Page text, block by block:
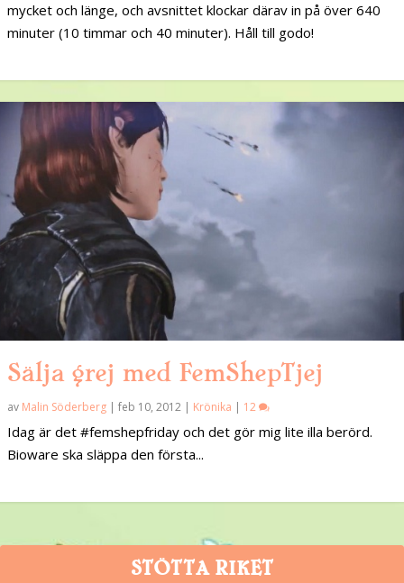
mycket och länge, och avsnittet klockar därav in på över 640
minuter (10 timmar och 40 minuter). Håll till godo!
Sälja grej med FemShepTjej
av Malin Söderberg feb 10, 2012 Krönika 12
Idag är det #femshepfriday och det gör mig lite illa berörd.
Bioware ska släppa den första...
STÖTTA RIKET